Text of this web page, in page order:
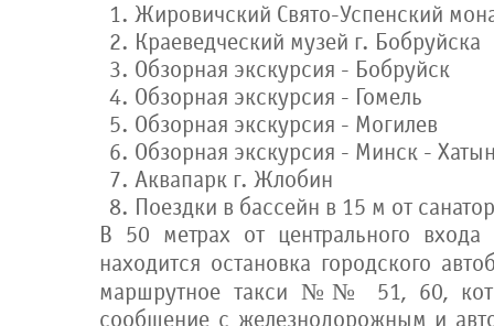
Жировичский Свято-Успенский
Краеведческий музей г. Бобруйска
Обзорная экскурсия - Бобруйск
Обзорная экскурсия - Гомель
Обзорная экскурсия - Могилев
Обзорная экскурсия - Минск -
Аквапарк г. Жлобин
Поездки в бассейн в 15 м от
В 50 метрах от центрального
находится остановка городского
маршрутное такси №№ 51, 60,
сообщение с железнодорожным и